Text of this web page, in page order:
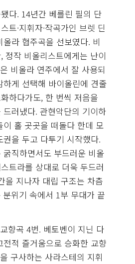
다. 14년간 베를린 필의 단
트·지휘자·작곡가인 브렛 딘
라 협주곡을 선보였다. 비
정작 비올리스트에게는 난이
비올라 연주에서 잘 사용되
게 선택해 바이올린에 견줄
하다가도, 한 번씩 저음을
러냈다. 관현악단의 기이하
홀 곳곳을 떠돌다 한데 모
을 두고 다투기 시작했다.
직하면서도 부드러운 비올
트라를 상대로 더욱 두드러
을 지나자 대립 구조는 차츰
위기 속에서 1부 무대가 끝
향곡 4번. 베토벤이 지닌 다
적 즐거움으로 승화한 교향
구사하는 사라스테의 지휘